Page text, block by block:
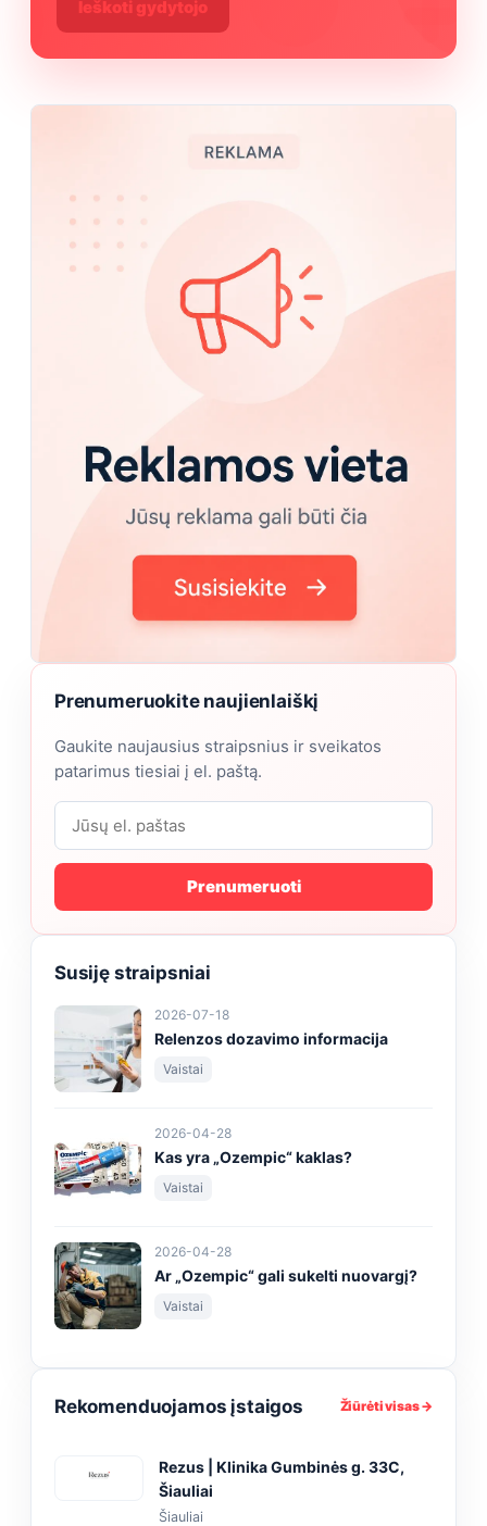
Ieškoti gydytojo
Prenumeruokite naujienlaiškį
Gaukite naujausius straipsnius ir sveikatos
patarimus tiesiai į el. paštą.
Prenumeruoti
Susiję straipsniai
2026-07-18
Relenzos dozavimo informacija
Vaistai
2026-04-28
Kas yra „Ozempic“ kaklas?
Vaistai
2026-04-28
Ar „Ozempic“ gali sukelti nuovargį?
Vaistai
Rekomenduojamos įstaigos Žiūrėti visas →
Rezus | Klinika Gumbinės g. 33C,
Šiauliai
Šiauliai